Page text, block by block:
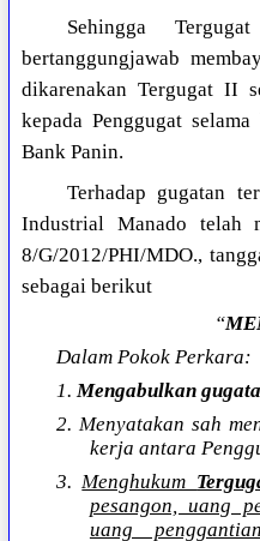
Sehingga
bertanggungjawab
dikarenakan Tergugat II
kepada Penggugat
Bank Panin.
Terhadap gugatan
Industrial Manado telah
8/G/2012/PHI/MDO.,
sebagai berikut
“
Dalam Pokok Perkara:
1.Mengabulkan
2. Menyatakan sah
kerja antara
3.Menghukum
pesangon, uang
uang